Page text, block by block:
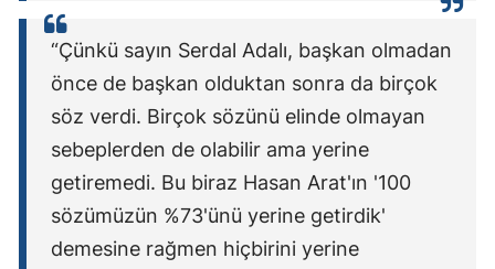
“Çünkü sayın Serdal Adalı, başkan olmadan
önce de başkan olduktan sonra da birçok
söz verdi. Birçok sözünü elinde olmayan
sebeplerden de olabilir ama yerine
getiremedi. Bu biraz Hasan Arat'ın '100
sözümüzün %73'ünü yerine getirdik'
demesine rağmen hiçbirini yerine